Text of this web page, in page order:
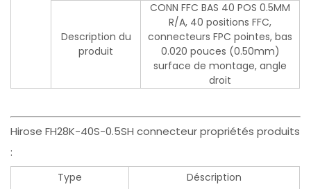
Description du
produit
CONN FFC BAS 40 POS 0.5MM
R/A, 40 positions FFC,
connecteurs FPC pointes, bas
0.020 pouces (0.50mm)
surface de montage, angle
droit
Hirose FH28K-40S-0.5SH connecteur propriétés produits
:
Type Déscription